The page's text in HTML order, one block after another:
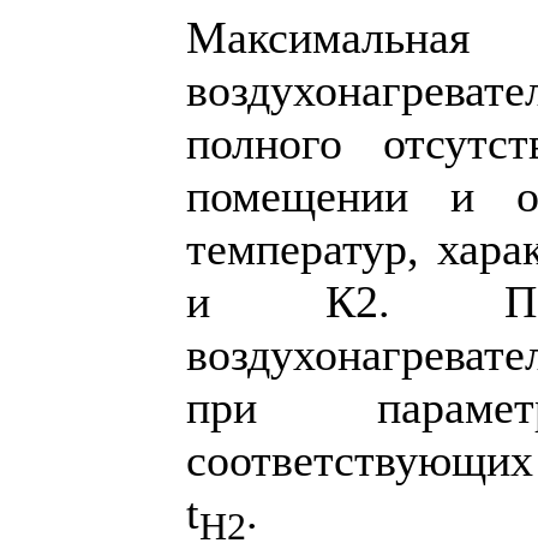
полного
помещении и
температур,
и К2.
при
tН2.